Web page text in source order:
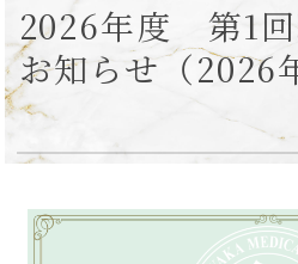
2026年度 第1
お知らせ（2026